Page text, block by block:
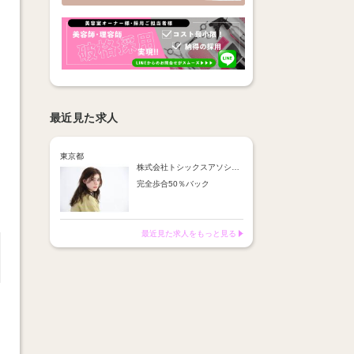
最近見た求人
東京都
完全歩合50％バック
【報酬保障】
最近見た求人をもっと見る